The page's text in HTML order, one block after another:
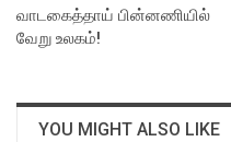
வாடகைத்தாய் பின்னணியில்
வேறு உலகம்!
YOU MIGHT ALSO LIKE